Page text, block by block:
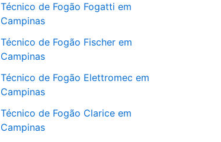
Técnico de Fogão Fogatti em
Campinas
Técnico de Fogão Fischer em
Campinas
Técnico de Fogão Elettromec em
Campinas
Técnico de Fogão Clarice em
Campinas